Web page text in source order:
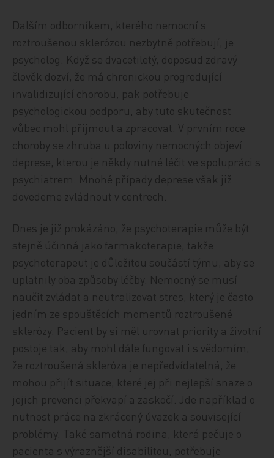
Dalším odborníkem, kterého nemocní s
roztroušenou sklerózou nezbytně potřebují, je
psycholog. Když se dvacetiletý, doposud zdravý
člověk dozví, že má chronickou progredující
invalidizující chorobu, pak potřebuje
psychologickou podporu, aby tuto skutečnost
vůbec mohl přijmout a zpracovat. V prvním roce
choroby se zhruba u poloviny nemocných objeví
deprese, kterou je někdy nutné léčit ve spolupráci s
psychiatrem. Mnohé případy deprese však již
dovedeme zvládnout v centrech.
Dnes je již prokázáno, že psychoterapie může být
stejně účinná jako farmakoterapie, takže
psychoterapeut je důležitou součástí týmu, aby se
uplatnily oba způsoby léčby. Nemocný se musí
naučit zvládat a neutralizovat stres, který je často
jedním ze spouštěcích momentů roztroušené
sklerózy. Pacient by si měl urovnat priority a životní
postoje tak, aby mohl dále fungovat i s vědomím,
že roztroušená skleróza je nepředvídatelná, že
mohou přijít situace, které jej při nejlepší snaze o
jejich prevenci překvapí a zaskočí. Jde například o
nutnost práce na zkrácený úvazek a související
problémy. Také samotná rodina, která pečuje o
pacienta s výraznější disabilitou, potřebuje